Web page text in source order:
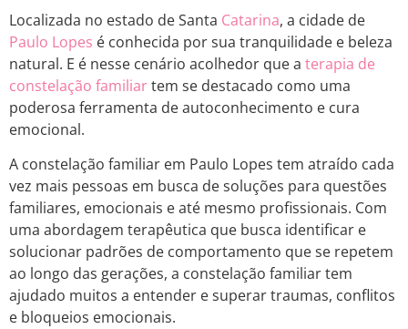
Localizada no estado de Santa Catarina, a cidade de
Paulo Lopes é conhecida por sua tranquilidade e beleza
natural. E é nesse cenário acolhedor que a terapia de
constelação familiartem se destacado como uma
poderosa ferramenta de autoconhecimento e cura
emocional.
A constelação familiar em Paulo Lopes tem atraído cada
vez mais pessoas em busca de soluções para questões
familiares, emocionais e até mesmo profissionais. Com
uma abordagem terapêutica que busca identificar e
solucionar padrões de comportamento que se repetem
ao longo das gerações, a constelação familiar tem
ajudado muitos a entender e superar traumas, conflitos
e bloqueios emocionais.